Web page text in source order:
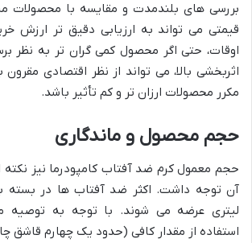
بررسی های بلندمدت و مقایسه با محصولات
قیمتی می تواند به ارزیابی دقیق تر ارزش
اوقات، حتی اگر محصول کمی گران تر به نظر
اثربخشی بالا، می تواند از نظر اقتصادی
مکرر محصولات ارزان تر و کم تأثیر باشد.
حجم محصول و ماندگاری
حجم معمول کرم ضد آفتاب کامپودرما نیز
لیتری عرضه می شوند. با توجه به توصیه
استفاده از مقدار کافی (حدود یک چهارم قاشق